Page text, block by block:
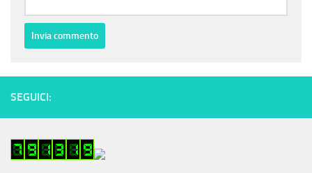
SEGUICI: